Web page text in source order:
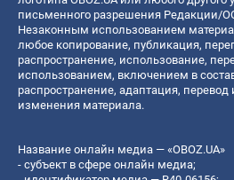
письменного разрешения Редакции/
Незаконным использованием
любое копирование, публикация,
распространение, использование,
использованием, включением в
распространение, адаптация,
изменения материала.
Название онлайн медиа — «OBOZ.UA»
- субъект в сфере онлайн медиа;